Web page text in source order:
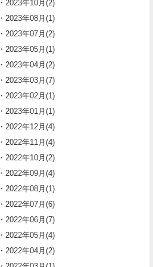
・2023年10月(2)
・2023年08月(1)
・2023年07月(2)
・2023年05月(1)
・2023年04月(2)
・2023年03月(7)
・2023年02月(1)
・2023年01月(1)
・2022年12月(4)
・2022年11月(4)
・2022年10月(2)
・2022年09月(4)
・2022年08月(1)
・2022年07月(6)
・2022年06月(7)
・2022年05月(4)
・2022年04月(2)